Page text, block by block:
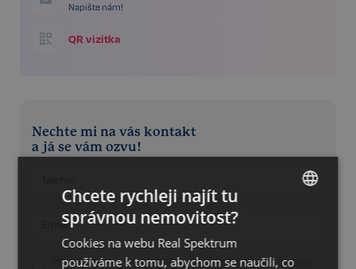
Napište nám!
QR vizitka
Nechte mi na vás kontakt
a já se vám ozvu!
Potvrzuji, že jsem se seznámil/a sezásadami o ochraně osobních
Chcete rychleji najít tu
správnou nemovitost?
Cookies na webu Real Spektrum
používáme k tomu, abychom se naučili, co